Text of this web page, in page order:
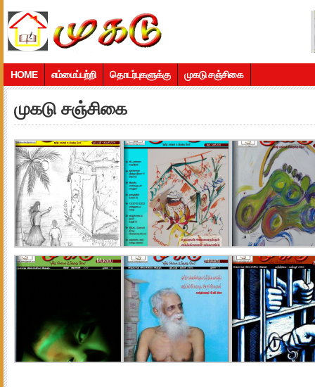
HOME எம்மைப்பற்றி தொடர்புகளுக்கு முகடு சஞ்சிகை
முகடு சஞ்சிகை